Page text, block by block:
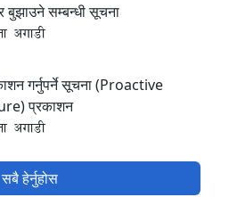
बुझाउने सम्बन्धी सूचना
अगाडी
गर्नुपर्ने सूचना (Proactive
प्रकाशन
अगाडी
सबै हेर्नुहोस